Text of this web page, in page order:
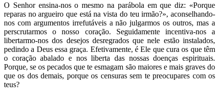
O Senhor ensina-nos o mesmo na parábola em que diz: «Porque
reparas no argueiro que está na vista do teu irmão?», aconselhando-
nos com argumentos irrefutáveis a não julgarmos os outros, mas a
perscrutarmos o nosso coração. Seguidamente incentiva-nos a
libertarmo-nos dos desejos desregrados que nele estão instalados,
pedindo a Deus essa graça. Efetivamente, é Ele que cura os que têm
o coração abalado e nos liberta das nossas doenças espirituais.
Porque, se os pecados que te esmagam são maiores e mais graves do
que os dos demais, porque os censuras sem te preocupares com os
teus?